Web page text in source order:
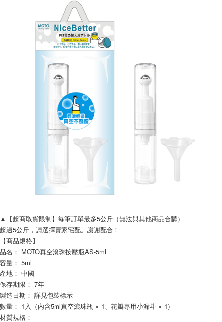
▲【超商取貨限制】每筆訂單最多5公斤（無法與其他商品合購）
超過5公斤，請選擇賣家宅配。謝謝配合！
【商品規格】
品名： MOTO真空滾珠按壓瓶AS-5ml
容量： 5ml
產地： 中國
保存期限： 7年
製造日期： 詳見包裝標示
數量： 1入（內含5ml真空滾珠瓶 × 1、花瓣專用小漏斗 × 1）
材質規格：